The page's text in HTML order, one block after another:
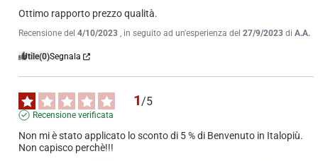
Ottimo rapporto prezzo qualità.
Recensione del 4/10/2023 , in seguito ad un'esperienza del 27/9/2023 di A.A.
Utile(0)Segnala
1/5
Recensione verificata
Non mi è stato applicato lo sconto di 5 % di Benvenuto in Italopiù.
Non capisco perchè!!!